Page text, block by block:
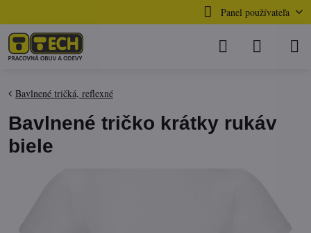
Panel používateľa
Bavlnené tričká, reflexné
Bavlnené tričko krátky rukáv
biele